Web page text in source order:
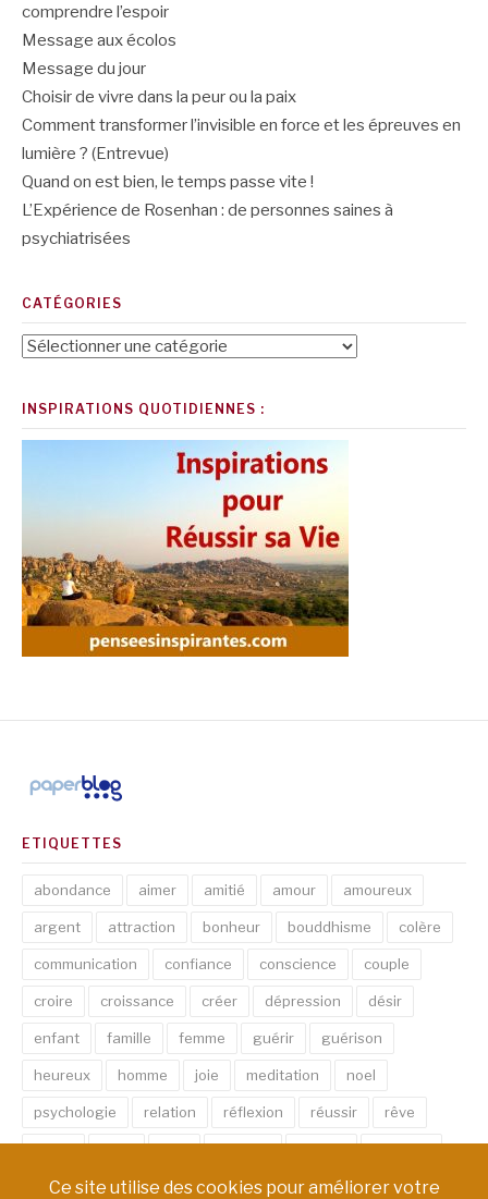
comprendre l’espoir
Message aux écolos
Message du jour
Choisir de vivre dans la peur ou la paix
Comment transformer l’invisible en force et les épreuves en
lumière ? (Entrevue)
Quand on est bien, le temps passe vite !
L’Expérience de Rosenhan : de personnes saines à
psychiatrisées
CATÉGORIES
Catégories
INSPIRATIONS QUOTIDIENNES :
ETIQUETTES
abondance aimer amitié amour amoureux
argent attraction bonheur bouddhisme colère
communication confiance conscience couple
croire croissance créer dépression désir
enfant famille femme guérir guérison
heureux homme joie meditation noel
psychologie relation réflexion réussir rêve
santé sexe soin spirituel succès thérapie
vie âme émotion énergie équilibre